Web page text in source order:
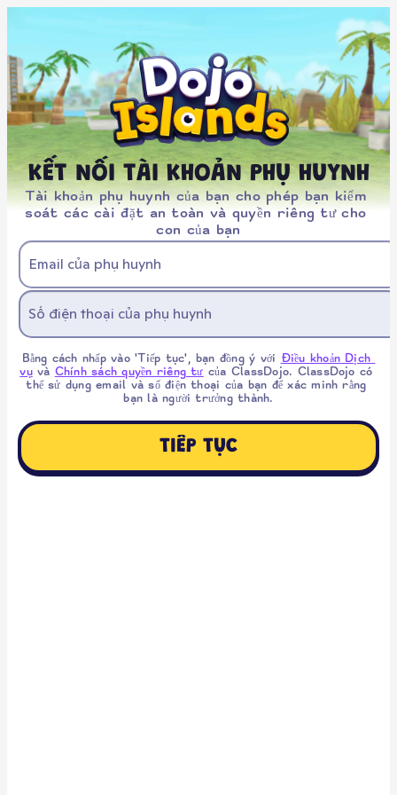
KẾT NỐI TÀI KHOẢN PHỤ HUYNH
Tài khoản phụ huynh của bạn cho phép bạn kiểm
soát các cài đặt an toàn và quyền riêng tư cho
con của bạn
Email của phụ huynh
Số điện thoại của phụ huynh
Bằng cách nhấp vào 'Tiếp tục', bạn đồng ý với
Điều khoản Dịch
vụ và Chính sách quyền riêng tư của ClassDojo. ClassDojo có
thể sử dụng email và số điện thoại của bạn để xác minh rằng
bạn là người trưởng thành.
TIẾP TỤC